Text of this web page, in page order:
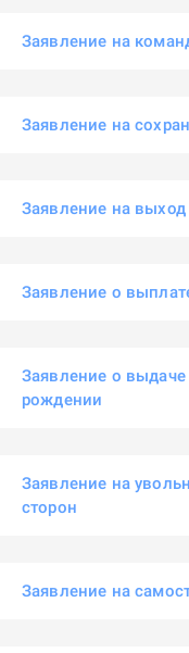
Заявление на
Заявление на
Заявление на
Заявление о
Заявление о выдаче
рождении
Заявление на
сторон
Заявление на